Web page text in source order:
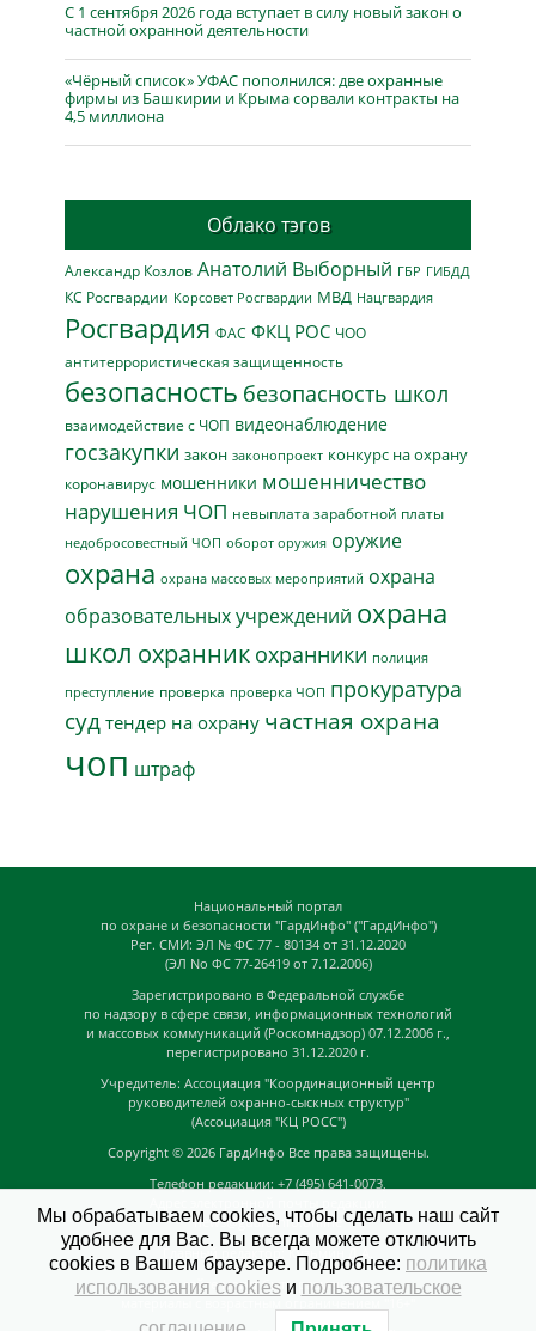
С 1 сентября 2026 года вступает в силу новый закон о
частной охранной деятельности
«Чёрный список» УФАС пополнился: две охранные
фирмы из Башкирии и Крыма сорвали контракты на
4,5 миллиона
Облако тэгов
Александр Козлов Анатолий Выборный ГБР ГИБДД
КС Росгвардии Корсовет Росгвардии МВД Нацгвардия
Росгвардия ФАС ФКЦ РОС ЧОО
антитеррористическая защищенность
безопасность безопасность школ
взаимодействие с ЧОП видеонаблюдение
госзакупки закон законопроект конкурс на охрану
коронавирус мошенники мошенничество
нарушения ЧОП невыплата заработной платы
недобросовестный ЧОП оборот оружия оружие
охрана охрана массовых мероприятий охрана
образовательных учреждений охрана
школ охранник охранники полиция
преступление проверка проверка ЧОП прокуратура
суд тендер на охрану частная охрана
чоп штраф
Национальный портал
по охране и безопасности "ГардИнфо" ("ГардИнфо")
Рег. СМИ: ЭЛ № ФС 77 - 80134 от 31.12.2020
(ЭЛ No ФС 77-26419 от 7.12.2006)
Зарегистрировано в Федеральной службе
по надзору в сфере связи, информационных технологий
и массовых коммуникаций (Роскомнадзор) 07.12.2006 г.,
перегистрировано 31.12.2020 г.
Учредитель: Ассоциация "Координационный центр
руководителей охранно-сыскных структур"
(Ассоциация "КЦ РОСС")
Copyright © 2026 ГардИнфо Все права защищены.
Телефон редакции: +7 (495) 641-0073,
news@guardinfo.online
Главный редактор: Кузьмин Д.А.
На сайте могут быть размещены
Мы обрабатываем cookies, чтобы сделать наш сайт
удобнее для Вас. Вы всегда можете отключить
cookies в Вашем браузере. Подробнее: политика
использования cookiesи пользовательское